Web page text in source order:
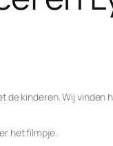
de kinderen. Wij vinden
het filmpje.